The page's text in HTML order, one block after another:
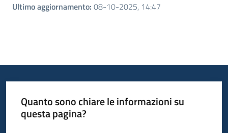
Ultimo aggiornamento: 08-10-2025, 14:47
Quanto sono chiare le informazioni su
questa pagina?